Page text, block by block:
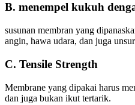
B. menempel kukuh
susunan membran yang
angin, hawa udara, dan juga
C. Tensile Strength
Membrane yang dipakai harus
dan juga bukan ikut tertarik.